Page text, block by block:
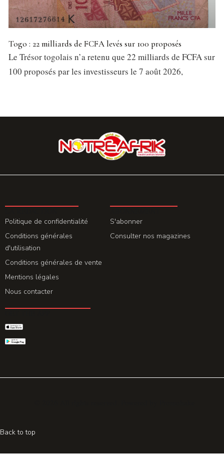
Togo : 22 milliards de FCFA levés sur 100 proposés
Le Trésor togolais n’a retenu que 22 milliards de FCFA sur
100 proposés par les investisseurs le 7 août 2026,
Politique de confidentialité
Conditions générales
d'utilisation
Conditions générales de vente
Mentions légales
Nous contacter
S'abonner
Consulter nos magazines
Back to top